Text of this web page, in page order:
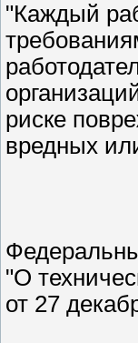
"Каждый
риске
вредных
"О
от 27